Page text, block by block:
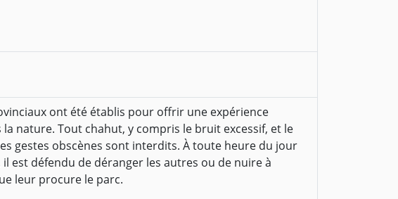
ont été établis pour offrir une expérience
la nature. Tout chahut, y compris le bruit excessif, et le
gestes obscènes sont interdits. À toute heure du jour
est défendu de déranger les autres ou de nuire à
leur procure le parc.